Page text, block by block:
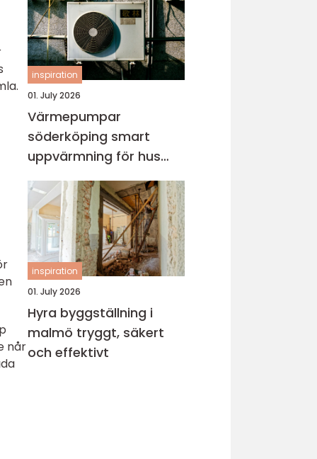
når
inspiration
01. July 2026
Värmepumpar
söderköping smart
uppvärmning för hus
och fritidsboende
inspiration
01. July 2026
Hyra byggställning i
malmö tryggt, säkert
och effektivt